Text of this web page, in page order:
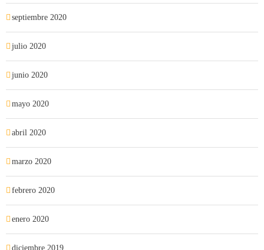
septiembre 2020
julio 2020
junio 2020
mayo 2020
abril 2020
marzo 2020
febrero 2020
enero 2020
diciembre 2019